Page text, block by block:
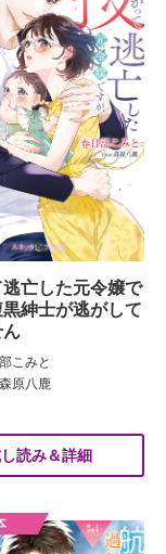
亡した元令嬢で
紳士が逃がして
ん
こみと
原八鹿
読み＆詳細